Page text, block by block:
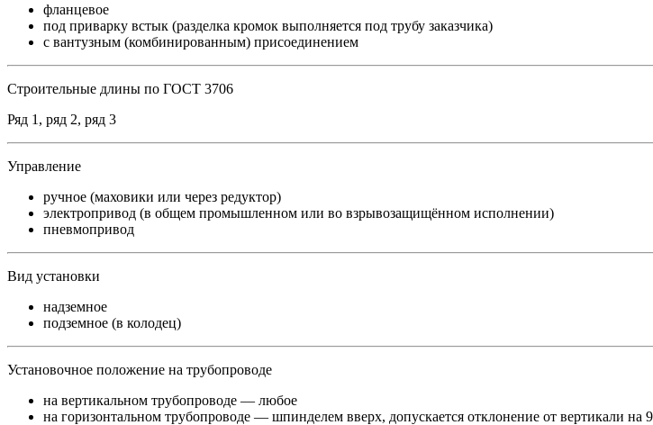
фланцевое
под приварку встык (разделка кромок выполняется под трубу заказчика)
с вантузным (комбинированным) присоединением
Строительные длины по ГОСТ 3706
Ряд 1, ряд 2, ряд 3
Управление
ручное (маховики или через редуктор)
электропривод (в общем промышленном или во взрывозащищённом исполнении)
пневмопривод
Вид установки
надземное
подземное (в колодец)
Установочное положение на трубопроводе
на вертикальном трубопроводе — любое
на горизонтальном трубопроводе — шпинделем вверх, допускается отклонение от вертикали на